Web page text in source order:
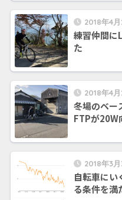
2018年4月
練習仲間に
た
2018年4月
冬場のベー
FTPが20W
2018年3
自転車にい
る条件を満